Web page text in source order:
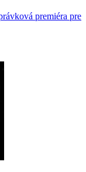
premiéra pre